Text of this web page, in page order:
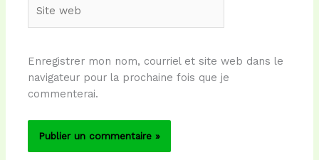
web
Enregistrer mon nom, courriel et site web dans le
navigateur pour la prochaine fois que je
commenterai.